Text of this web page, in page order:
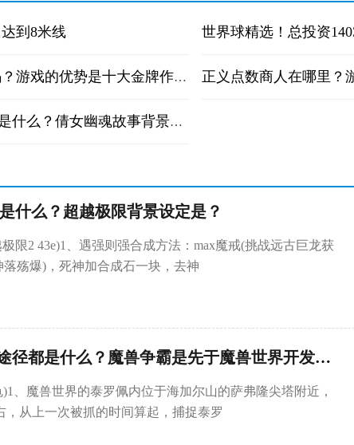
到8米线
弑神1.3隐藏英雄密码？游戏的优势是十大金牌作家联手打造吗？ 正义点数商人在哪里？
倩女幽魂修为计算器是什么？倩女幽魂故事背景是？
什么？超越极限背景设定是？
限2 43e)1、遇强则强合成方法：max魔戒(挑战远古巨龙获
殇爆)，死神加合成石一块，去神
魔兽火焰龟的获取途径都是什么？魔兽争霸是先于魔兽世界开发的吗？
、魔兽世界的泰罗佩内位于海加尔山的萨弗隆尖塔附近，
，从上一次被抓的时间算起，捕捉泰罗